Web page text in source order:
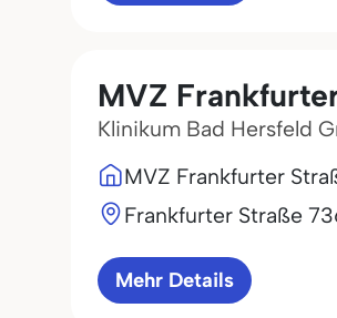
MVZ
Klinikum Bad Hersfeld
MVZ Frankfurter
Frankfurter Straße 7
Mehr Details